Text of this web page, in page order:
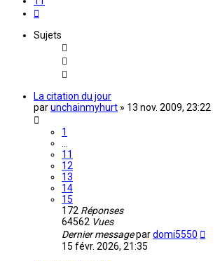
Sujets
La citation du jour
parunchainmyhurt » 13 nov. 2009, 23:22
1
11
12
13
14
15
172 Réponses
64562 Vues
Dernier messagepardomi5550
15 févr. 2026, 21:35